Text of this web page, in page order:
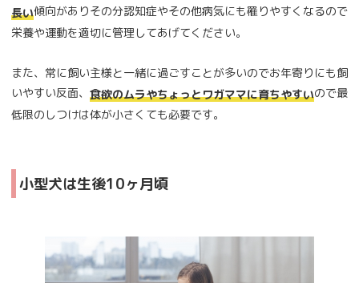
長い傾向がありその分認知症やその他病気にも罹りやすくなるので
栄養や運動を適切に管理してあげてください。
また、常に飼い主様と一緒に過ごすことが多いのでお年寄りにも飼
いやすい反面、 食欲のムラやちょっとワガママに育ちやすいので最
低限のしつけは体が小さくても必要です。
小型犬は生後10ヶ月頃